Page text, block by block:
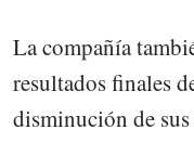
La compañía
resultados finales
disminución de